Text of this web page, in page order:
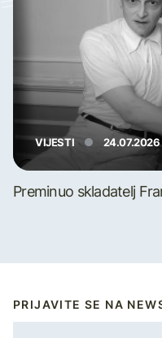
VIJESTI 24.07.2026
Preminuo skladatelj
PRIJAVITE SE NA